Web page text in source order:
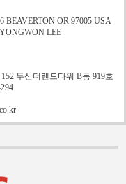
BEAVERTON OR 97005 USA
YONGWON LEE
두산더랜드타워 B동 919호